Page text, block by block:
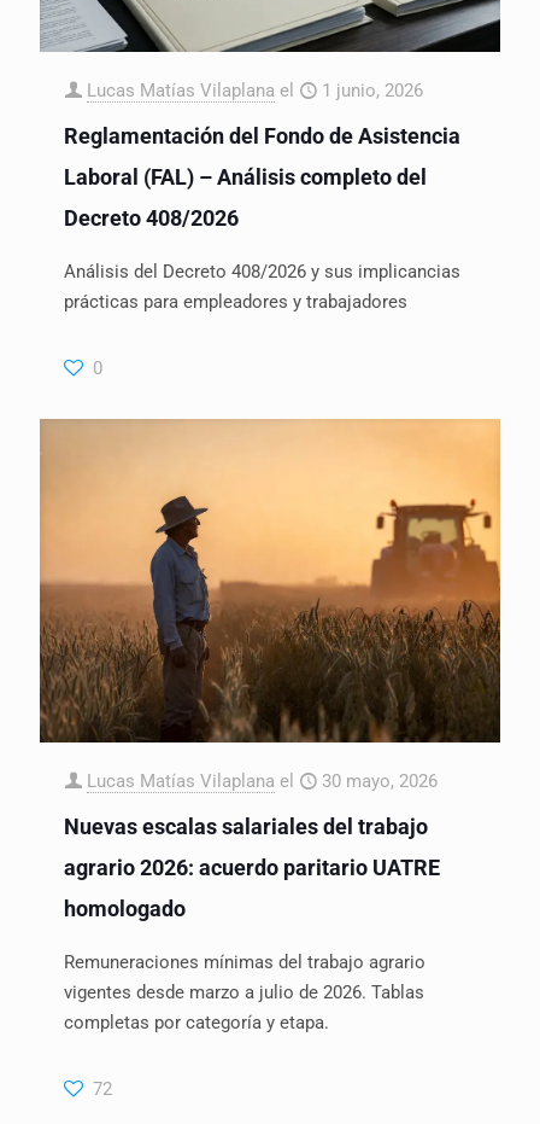
Lucas Matías Vilaplana el 1 junio, 2026
Reglamentación del Fondo de Asistencia
Laboral (FAL) – Análisis completo del
Decreto 408/2026
Análisis del Decreto 408/2026 y sus implicancias
prácticas para empleadores y trabajadores
0
Lucas Matías Vilaplana el 30 mayo, 2026
Nuevas escalas salariales del trabajo
agrario 2026: acuerdo paritario UATRE
homologado
Remuneraciones mínimas del trabajo agrario
vigentes desde marzo a julio de 2026. Tablas
completas por categoría y etapa.
72